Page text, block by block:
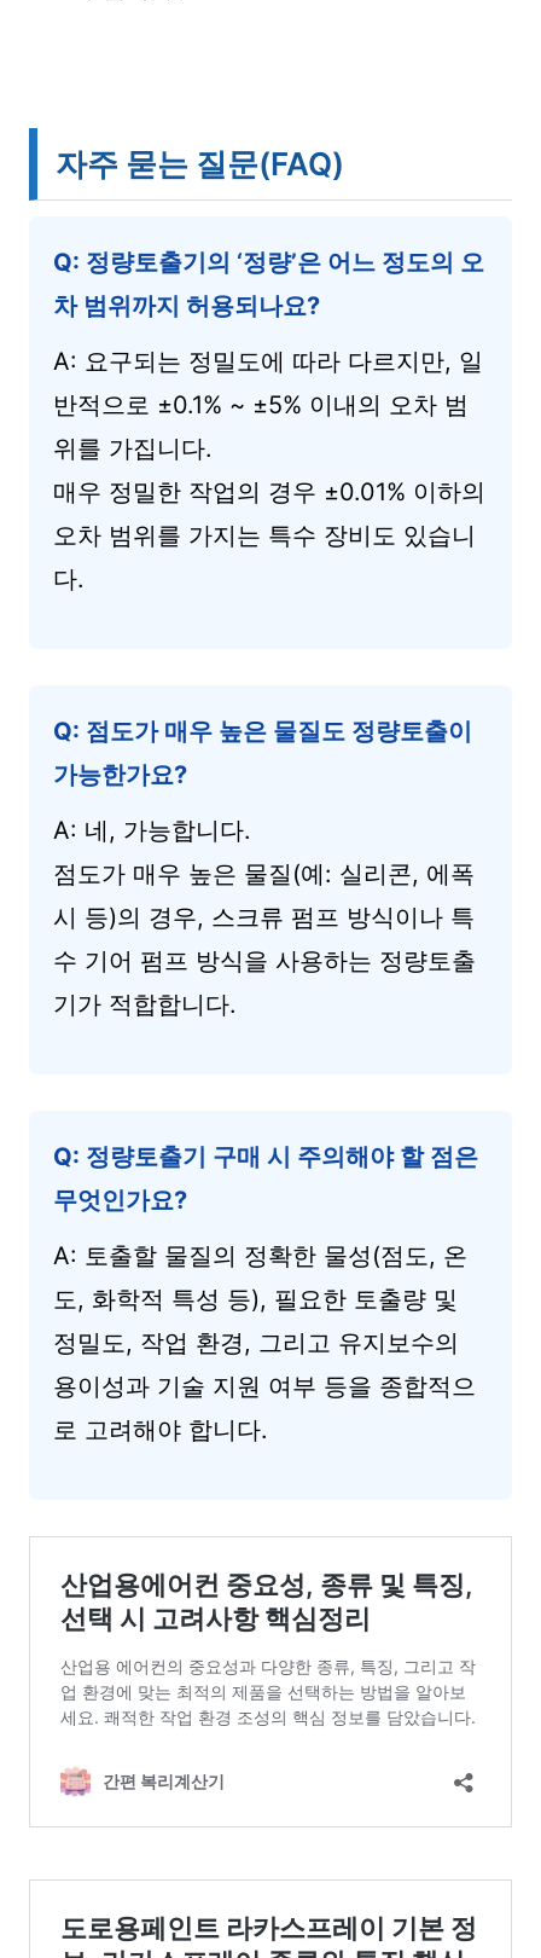
자주 묻는 질문(FAQ)
Q: 정량토출기의 ‘정량’은 어느 정도의 오
차 범위까지 허용되나요?
A: 요구되는 정밀도에 따라 다르지만, 일
반적으로 ±0.1% ~ ±5% 이내의 오차 범
위를 가집니다.
매우 정밀한 작업의 경우 ±0.01% 이하의
오차 범위를 가지는 특수 장비도 있습니
다.
Q: 점도가 매우 높은 물질도 정량토출이
가능한가요?
A: 네, 가능합니다.
점도가 매우 높은 물질(예: 실리콘, 에폭
시 등)의 경우, 스크류 펌프 방식이나 특
수 기어 펌프 방식을 사용하는 정량토출
기가 적합합니다.
Q: 정량토출기 구매 시 주의해야 할 점은
무엇인가요?
A: 토출할 물질의 정확한 물성(점도, 온
도, 화학적 특성 등), 필요한 토출량 및
정밀도, 작업 환경, 그리고 유지보수의
용이성과 기술 지원 여부 등을 종합적으
로 고려해야 합니다.